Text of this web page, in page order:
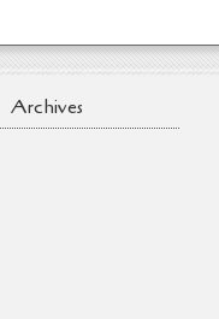
Archives